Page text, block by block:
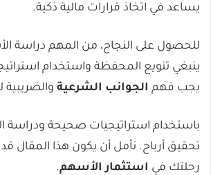
يساعد في اتخاذ قرارات مالية ذكية.
للحصول على النجاح، من المهم دراسة
ينبغي تنويع المحفظة واستخدام
يجب فهم الجوانب الشرعية
باستخدام استراتيجيات صحيحة ودراسة
تحقيق أرباح. نأمل أن يكون هذا المقال
رحلتك في استثمار الأسهم.